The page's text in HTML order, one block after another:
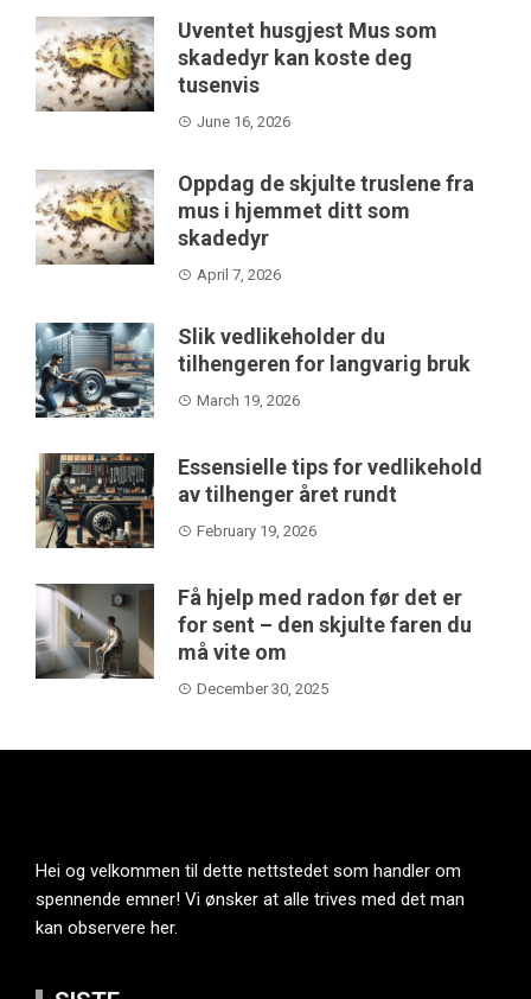
Uventet husgjest Mus som
skadedyr kan koste deg
tusenvis
June 16, 2026
Oppdag de skjulte truslene fra
mus i hjemmet ditt som
skadedyr
April 7, 2026
Slik vedlikeholder du
tilhengeren for langvarig bruk
March 19, 2026
Essensielle tips for vedlikehold
av tilhenger året rundt
February 19, 2026
Få hjelp med radon før det er
for sent – den skjulte faren du
må vite om
December 30, 2025
Hei og velkommen til dette nettstedet som handler om
spennende emner! Vi ønsker at alle trives med det man
kan observere her.